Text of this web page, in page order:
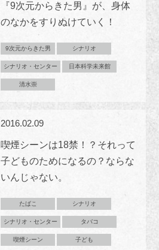
『9次元からきた男』が、身体
のなかをすりぬけていく！
9次元からきた男 シナリオ
シナリオ・センター 日本科学未来館
清水崇
2016.02.09
喫煙シーンは18禁！？それって
子どものためになるの？ならな
いんじゃない。
たばこ シナリオ
シナリオ・センター タバコ
喫煙シーン 子ども